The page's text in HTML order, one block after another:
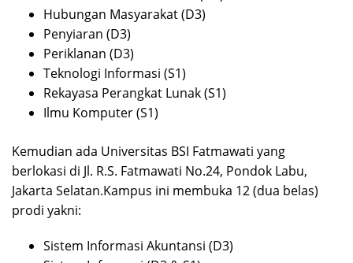
Hubungan Masyarakat (D3)
Penyiaran (D3)
Periklanan (D3)
Teknologi Informasi (S1)
Rekayasa Perangkat Lunak (S1)
Ilmu Komputer (S1)
Kemudian ada Universitas BSI Fatmawati yang
berlokasi di Jl. R.S. Fatmawati No.24, Pondok Labu,
Jakarta Selatan.Kampus ini membuka 12 (dua belas)
prodi yakni:
Sistem Informasi Akuntansi (D3)